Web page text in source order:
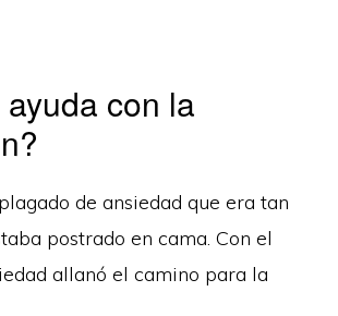
con la
de ansiedad que era tan
postrado en cama. Con el
allanó el camino para la